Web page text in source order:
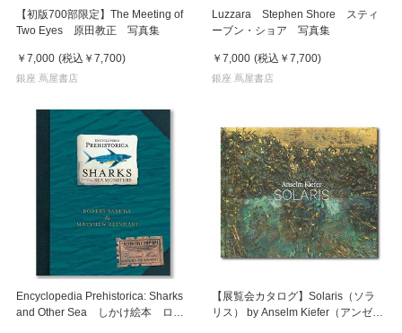
【初版700部限定】The Meeting of
Two Eyes 原田教正 写真集
￥7,000 (税込 ￥7,700)
銀座 蔦屋書店
Luzzara Stephen Shore スティ
ーブン・ショア 写真集
￥7,000 (税込 ￥7,700)
銀座 蔦屋書店
Encyclopedia Prehistorica: Sharks
and Other Sea しかけ絵本 ロバ
【展覧会カタログ】Solaris（ソラ
リス） by Anselm Kiefer（アンゼル